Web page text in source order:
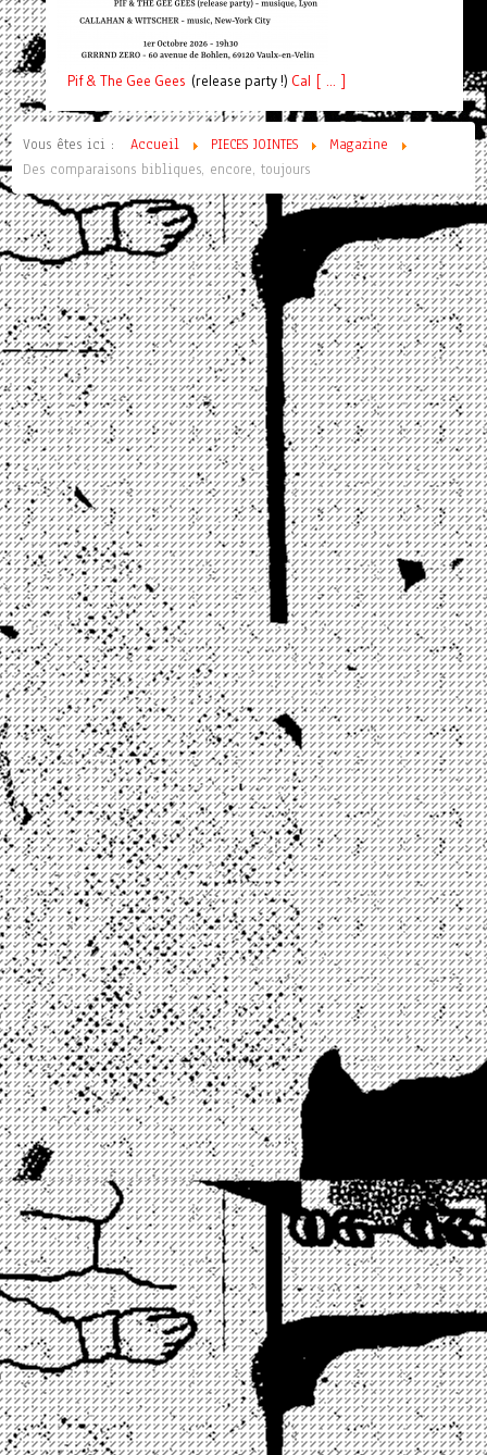
Pif& The Gee Gees (release party !) Cal [ ... ]
Vous êtes ici : Accueil PIECES JOINTES
Magazine
Des comparaisons bibliques, encore, toujours